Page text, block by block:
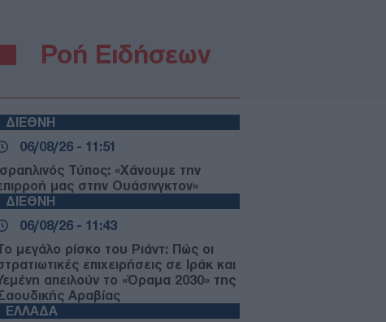
Ροή Ειδήσεων
ΔΙΕΘΝΗ
06/08/26 - 11:51
Ισραηλινός Τύπος: «Χάνουμε την
μας στην Ουάσινγκτον»
ΔΙΕΘΝΗ
06/08/26 - 11:43
μεγάλο ρίσκο του Ριάντ: Πώς οι
επιχειρήσεις σε Ιράκ και
απειλούν το «Όραμα 2030» της
Αραβίας
ΕΛΛΑΔΑ